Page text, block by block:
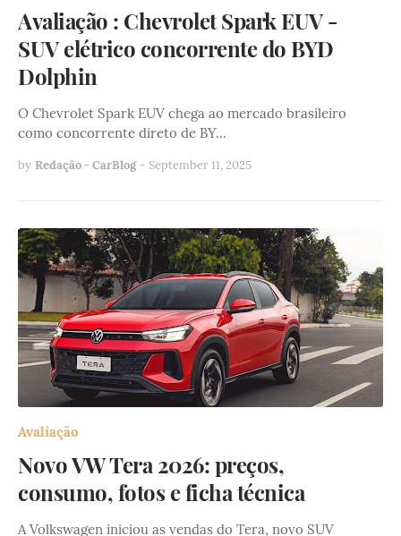
Avaliação : Chevrolet Spark EUV -
SUV elétrico concorrente do BYD
Dolphin
O Chevrolet Spark EUV chega ao mercado brasileiro
como concorrente direto de BY…
by Redação - CarBlog - September 11, 2025
Avaliação
Novo VW Tera 2026: preços,
consumo, fotos e ficha técnica
A Volkswagen iniciou as vendas do Tera, novo SUV